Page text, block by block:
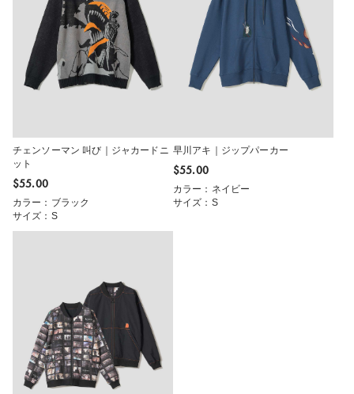
チェンソーマン 叫び｜ジャカードニ
ット
$‌55.00
カラー：ブラック
サイズ：S
早川アキ｜ジップパーカー
$‌55.00
カラー：ネイビー
サイズ：S